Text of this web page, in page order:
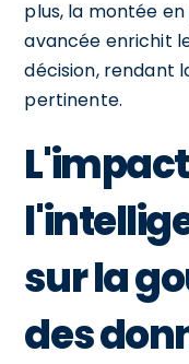
plus, la montée
avancée enrichit
décision, rendant
pertinente.
sur la
des